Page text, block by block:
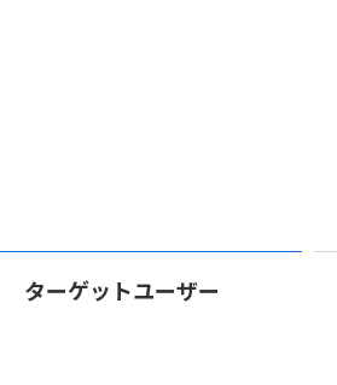
ターゲットユーザー